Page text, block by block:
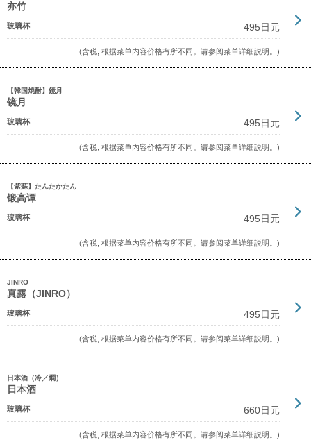
亦竹
玻璃杯 495日元
(含税, 根据菜单内容价格有所不同。请参阅菜单详细説明。)
【韓国焼酎】鏡月
镜月
玻璃杯 495日元
(含税, 根据菜单内容价格有所不同。请参阅菜单详细説明。)
【紫蘇】たんたかたん
锻高谭
玻璃杯 495日元
(含税, 根据菜单内容价格有所不同。请参阅菜单详细説明。)
JINRO
真露（JINRO）
玻璃杯 495日元
(含税, 根据菜单内容价格有所不同。请参阅菜单详细説明。)
日本酒（冷／燗）
日本酒
玻璃杯 660日元
(含税, 根据菜单内容价格有所不同。请参阅菜单详细説明。)